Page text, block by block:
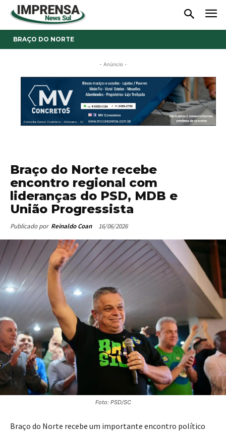
BRAÇO DO NORTE
- Anúncio -
Braço do Norte recebe
encontro regional com
lideranças do PSD, MDB e
União Progressista
Publicado por Reinaldo Coan 16/06/2026
Foto: PSD/SC
Braço do Norte recebe um importante encontro político